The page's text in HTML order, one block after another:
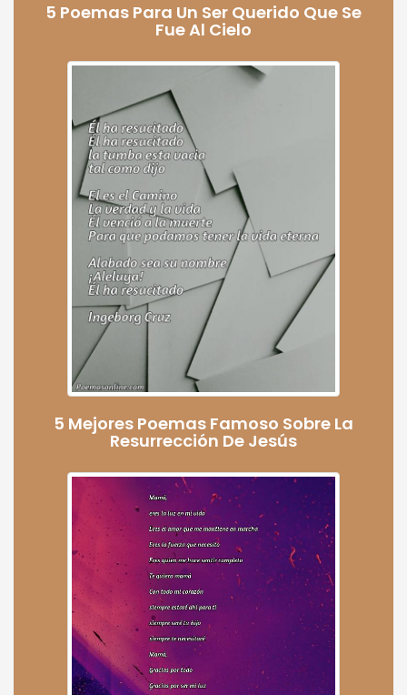
5 Poemas Para Un Ser Querido Que Se
Fue Al Cielo
5 Mejores Poemas Famoso Sobre La
Resurrección De Jesús